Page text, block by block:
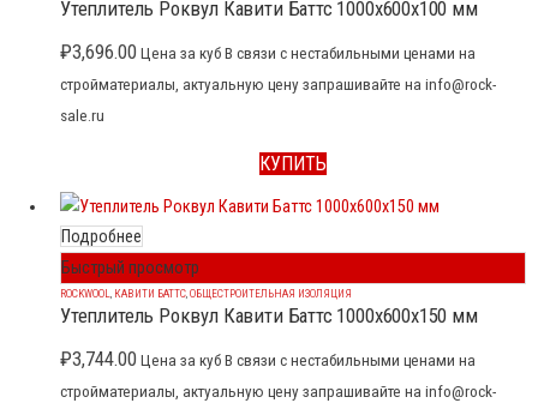
Утеплитель Роквул Кавити Баттс 1000x600x100 мм
₽3,696.00 Цена за куб В связи с нестабильными ценами на
стройматериалы, актуальную цену запрашивайте на info@rock-
sale.ru
КУПИТЬ
Подробнее
Быстрый просмотр
ROCKWOOL, КАВИТИ БАТТС,ОБЩЕСТРОИТЕЛЬНАЯ ИЗОЛЯЦИЯ
Утеплитель Роквул Кавити Баттс 1000x600x150 мм
₽3,744.00 Цена за куб В связи с нестабильными ценами на
стройматериалы, актуальную цену запрашивайте на info@rock-